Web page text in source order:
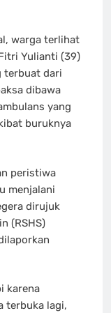
warga terlihat
Yulianti (39)
terbuat dari
dibawa
yang
buruknya
peristiwa
menjalani
dirujuk
(RSHS)
karena
terbuka lagi,